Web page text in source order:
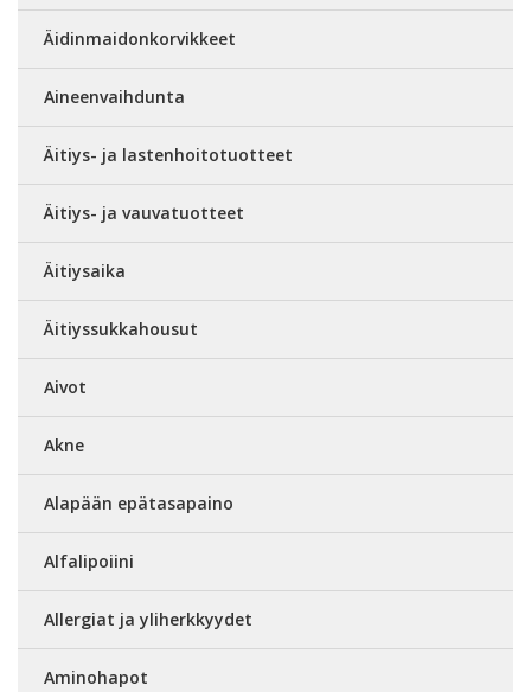
Äidinmaidonkorvikkeet
Aineenvaihdunta
Äitiys- ja lastenhoitotuotteet
Äitiys- ja vauvatuotteet
Äitiysaika
Äitiyssukkahousut
Aivot
Akne
Alapään epätasapaino
Alfalipoiini
Allergiat ja yliherkkyydet
Aminohapot